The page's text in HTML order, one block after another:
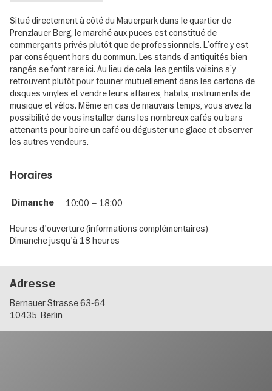
Situé directement à côté du Mauerpark dans le quartier de
Prenzlauer Berg, le marché aux puces est constitué de
commerçants privés plutôt que de professionnels. L’offre y est
par conséquent hors du commun. Les stands d’antiquités bien
rangés se font rare ici. Au lieu de cela, les gentils voisins s’y
retrouvent plutôt pour fouiner mutuellement dans les cartons de
disques vinyles et vendre leurs affaires, habits, instruments de
musique et vélos. Même en cas de mauvais temps, vous avez la
possibilité de vous installer dans les nombreux cafés ou bars
attenants pour boire un café ou déguster une glace et observer
les autres vendeurs.
Horaires
Dimanche 10:00 – 18:00
Heures d'ouverture (informations complémentaires)
Dimanche jusqu'à 18 heures
Adresse
Bernauer Strasse 63-64
10435 Berlin